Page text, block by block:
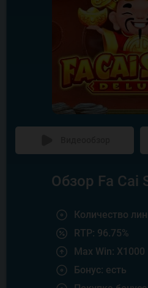
Обзор Fa Cai
Количество
RTP: 96.75%
Max Win: X1000
Бонус: есть